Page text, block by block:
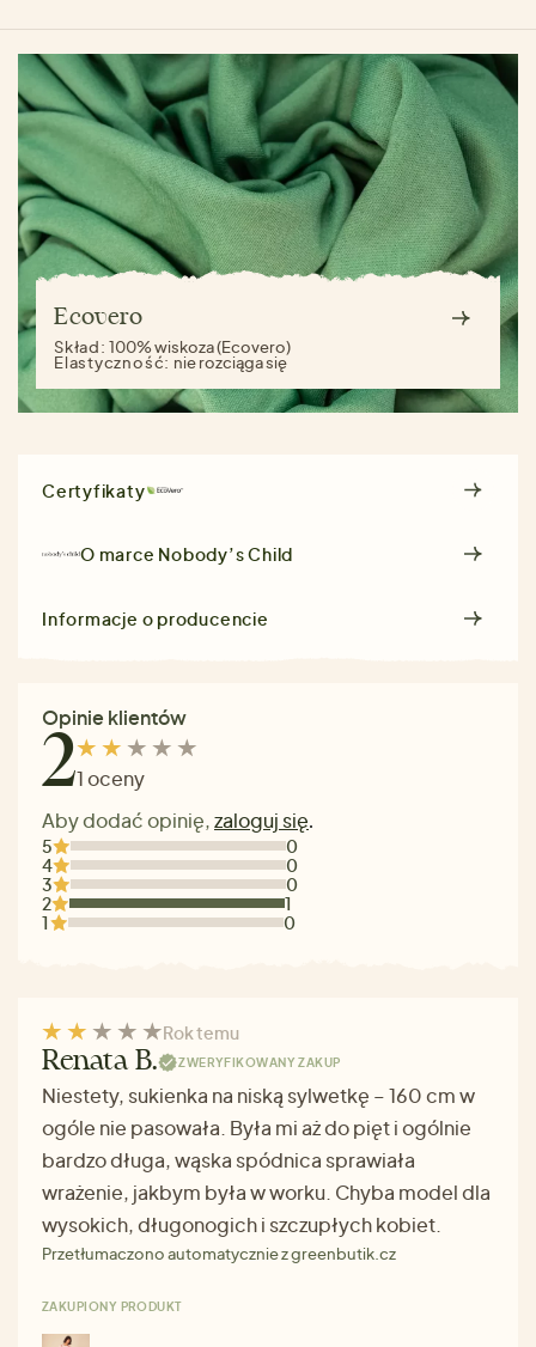
Ecovero
Skład:100% wiskoza (Ecovero)
Elastyczność: nie rozciąga się
Certyfikaty
O marce Nobody’s Child
Informacje o producencie
Opinie klientów
21 oceny
Aby dodać opinię,zaloguj się.
5
0
4
0
3
0
2
1
1
0
Rok temu
Renata B. ZWERYFIKOWANY ZAKUP
Niestety, sukienka na niską sylwetkę – 160 cm w
ogóle nie pasowała. Była mi aż do pięt i ogólnie
bardzo długa, wąska spódnica sprawiała
wrażenie, jakbym była w worku. Chyba model dla
wysokich, długonogich i szczupłych kobiet.
Przetłumaczono automatycznie z greenbutik.cz
ZAKUPIONY PRODUKT